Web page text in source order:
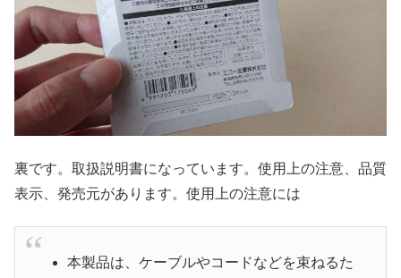
裏です。取扱説明書になっています。使用上の注意、品質
表示、発売元があります。使用上の注意には
本製品は、ケーブルやコードなどを束ねるた